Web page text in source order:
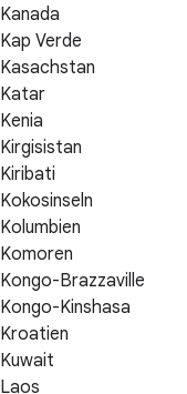
Kanada
Kap Verde
Kasachstan
Katar
Kenia
Kirgisistan
Kiribati
Kokosinseln
Kolumbien
Komoren
Kongo-Brazzaville
Kongo-Kinshasa
Kroatien
Kuwait
Laos